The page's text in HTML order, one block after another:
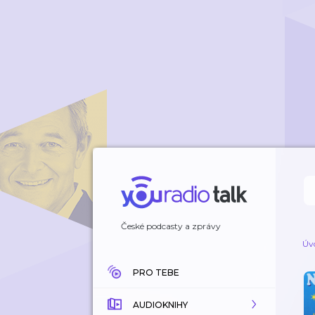
České podcasty a zprávy
PRO TEBE
AUDIOKNIHY